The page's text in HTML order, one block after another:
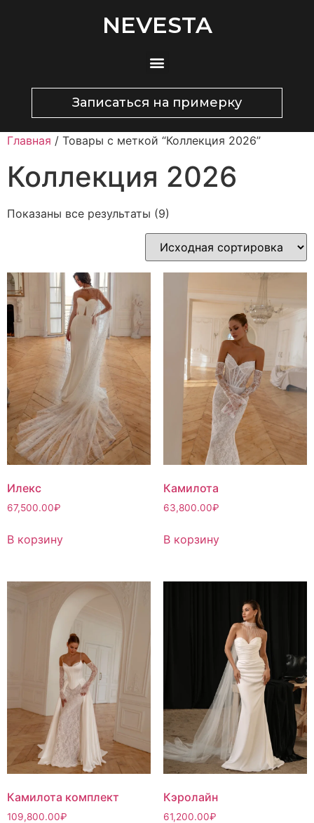
NEVESTA
Записаться на примерку
Главная / Товары с меткой “Коллекция 2026”
Коллекция 2026
Показаны все результаты (9)
Илекс
67,500.00₽
В корзину
Камилота
63,800.00₽
В корзину
Камилота комплект
109,800.00₽
Кэролайн
61,200.00₽